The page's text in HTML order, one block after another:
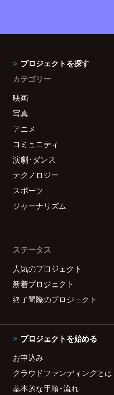
プロジェクトを探す
カテゴリー
映画
写真
アニメ
コミュニティ
演劇・ダンス
テクノロジー
スポーツ
ジャーナリズム
ステータス
人気のプロジェクト
新着プロジェクト
終了間際のプロジェクト
プロジェクトを始める
お申込み
クラウドファンディングとは
基本的な手順・流れ